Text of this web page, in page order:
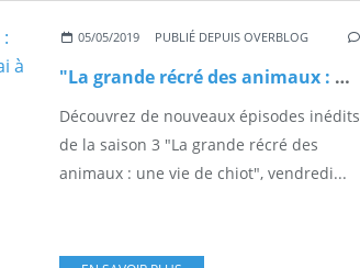
05/05/2019 PUBLIÉ DEPUIS OVERBLOG
"La grande récré des animaux : une vie de chiot" vendredi 24 mai à partir de 21h00 sur France 4
Découvrez de nouveaux épisodes inédits
de la saison 3 "La grande récré des
animaux : une vie de chiot", vendredi...